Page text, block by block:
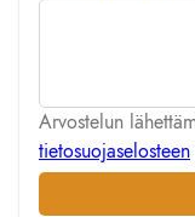
Arvostelun
tietosuojaselosteen